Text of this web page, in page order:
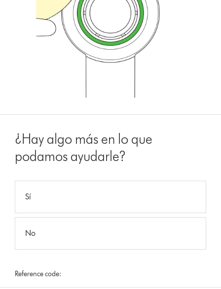
¿Hay algo más en lo que
podamos ayudarle?
Sí
No
Reference code: